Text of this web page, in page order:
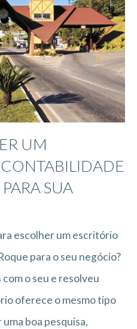
UM
SUA
escolher um escritório
para o seu negócio?
o seu e resolveu
oferece o mesmo tipo
boa pesquisa,